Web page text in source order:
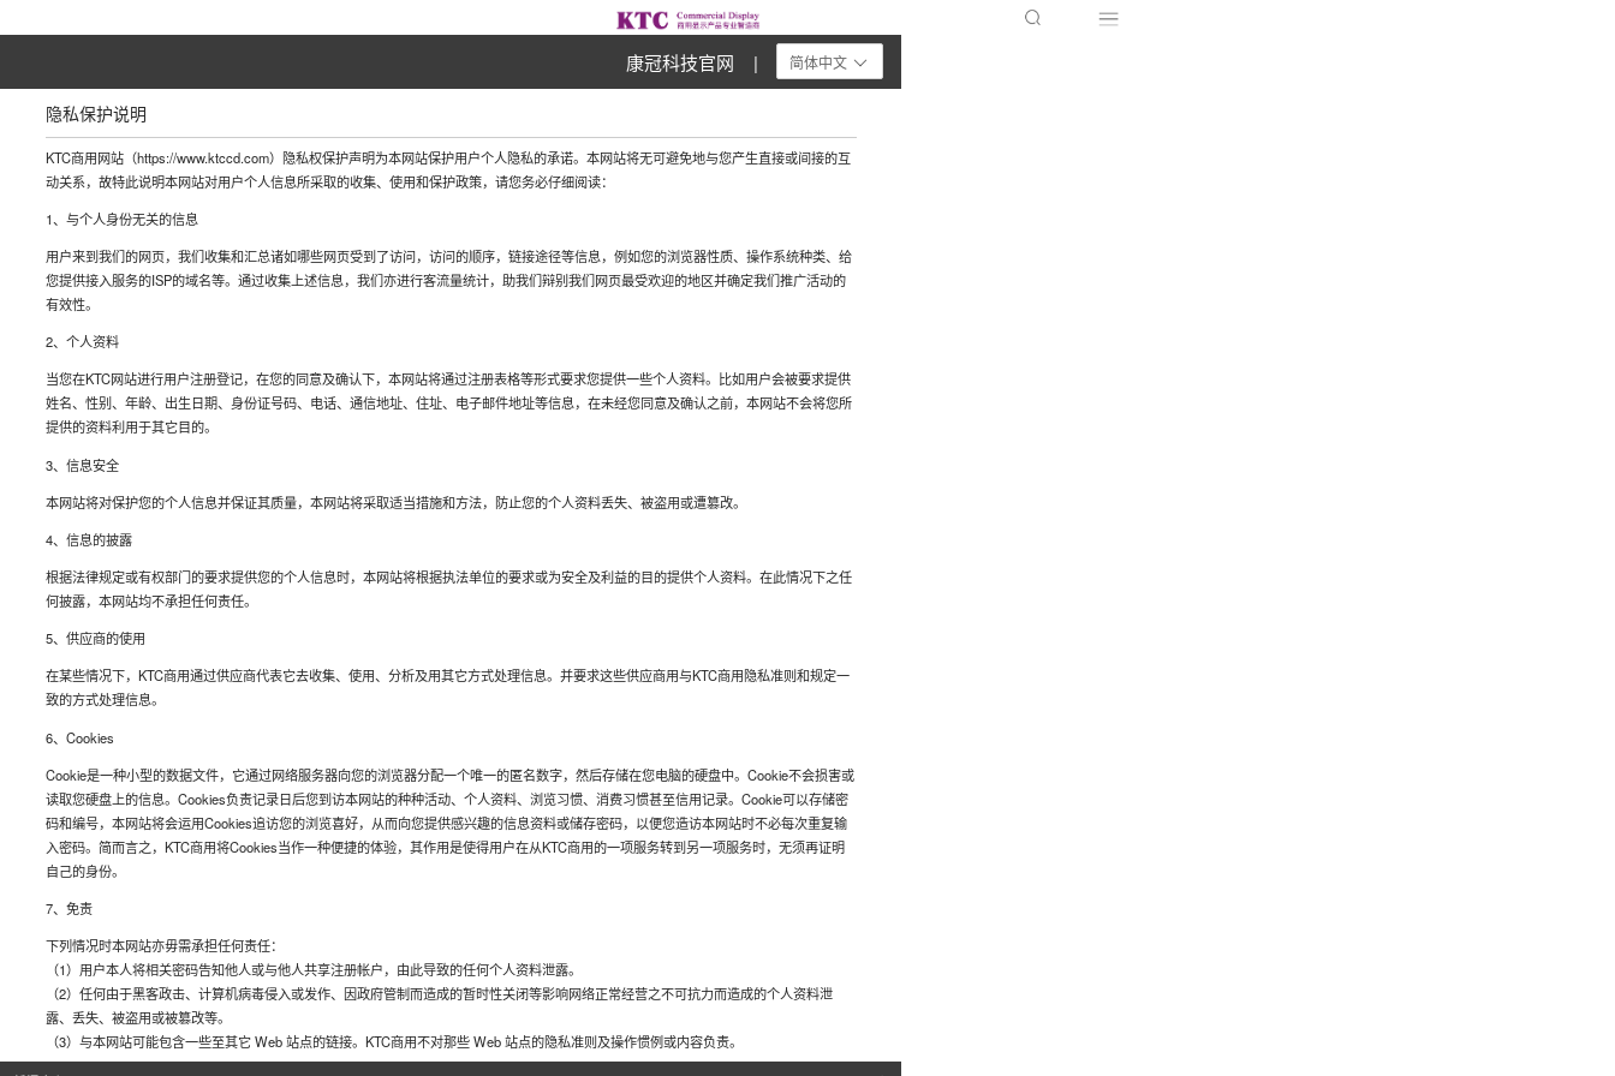
康冠科技官网 | 简体中文
隐私保护说明
KTC商用网站（https://www.ktccd.com）隐私权保护声明为本网站保护用户个人隐私的承诺。本网站将无可避免地与您产生直接或间接的互
动关系，故特此说明本网站对用户个人信息所采取的收集、使用和保护政策，请您务必仔细阅读：
1、与个人身份无关的信息
用户来到我们的网页，我们收集和汇总诸如哪些网页受到了访问，访问的顺序，链接途径等信息，例如您的浏览器性质、操作系统种类、给
您提供接入服务的ISP的域名等。通过收集上述信息，我们亦进行客流量统计，助我们辩别我们网页最受欢迎的地区并确定我们推广活动的
有效性。
2、个人资料
当您在KTC网站进行用户注册登记，在您的同意及确认下，本网站将通过注册表格等形式要求您提供一些个人资料。比如用户会被要求提供
姓名、性别、年龄、出生日期、身份证号码、电话、通信地址、住址、电子邮件地址等信息，在未经您同意及确认之前，本网站不会将您所
提供的资料利用于其它目的。
3、信息安全
本网站将对保护您的个人信息并保证其质量，本网站将采取适当措施和方法，防止您的个人资料丢失、被盗用或遭篡改。
4、信息的披露
根据法律规定或有权部门的要求提供您的个人信息时，本网站将根据执法单位的要求或为安全及利益的目的提供个人资料。在此情况下之任
何披露，本网站均不承担任何责任。
5、供应商的使用
在某些情况下，KTC商用通过供应商代表它去收集、使用、分析及用其它方式处理信息。并要求这些供应商用与KTC商用隐私准则和规定一
致的方式处理信息。
6、Cookies
Cookie是一种小型的数据文件，它通过网络服务器向您的浏览器分配一个唯一的匿名数字，然后存储在您电脑的硬盘中。Cookie不会损害或
读取您硬盘上的信息。Cookies负责记录日后您到访本网站的种种活动、个人资料、浏览习惯、消费习惯甚至信用记录。Cookie可以存储密
码和编号，本网站将会运用Cookies追访您的浏览喜好，从而向您提供感兴趣的信息资料或储存密码，以便您造访本网站时不必每次重复输
入密码。简而言之，KTC商用将Cookies当作一种便捷的体验，其作用是使得用户在从KTC商用的一项服务转到另一项服务时，无须再证明
自己的身份。
7、免责
下列情况时本网站亦毋需承担任何责任：
（1）用户本人将相关密码告知他人或与他人共享注册帐户，由此导致的任何个人资料泄露。
（2）任何由于黑客政击、计算机病毒侵入或发作、因政府管制而造成的暂时性关闭等影响网络正常经营之不可抗力而造成的个人资料泄
露、丢失、被盗用或被篡改等。
（3）与本网站可能包含一些至其它 Web 站点的链接。KTC商用不对那些 Web 站点的隐私准则及操作惯例或内容负责。